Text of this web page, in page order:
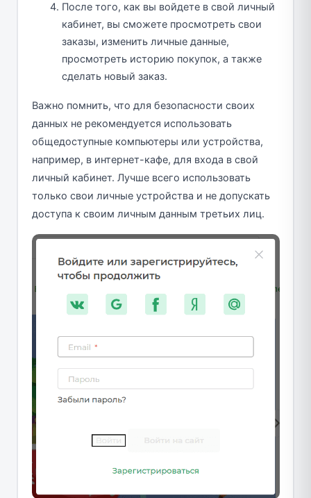
После того, как вы войдете в свой личный
кабинет, вы сможете просмотреть свои
заказы, изменить личные данные,
просмотреть историю покупок, а также
сделать новый заказ.
Важно помнить, что для безопасности своих
данных не рекомендуется использовать
общедоступные компьютеры или устройства,
например, в интернет-кафе, для входа в свой
личный кабинет. Лучше всего использовать
только свои личные устройства и не допускать
доступа к своим личным данным третьих лиц.